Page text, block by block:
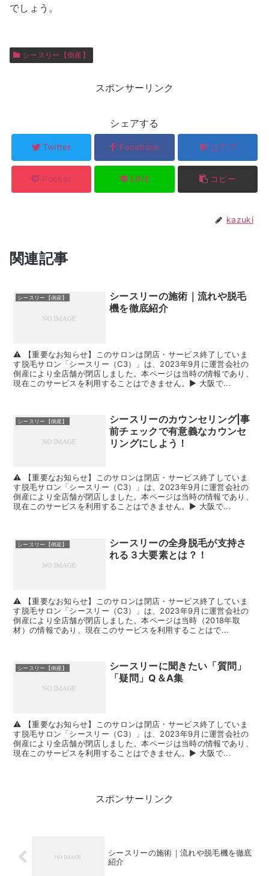
でしょう。
シースリー【倒産】
スポンサーリンク
シェアする
Twitter Facebook はてブ
Pocket LINE コピー
kazuki
関連記事
シースリー【倒産】
シースリーの施術｜流れや脱毛
機を徹底紹介
⚠️ 【重要なお知らせ】このサロンは閉店・サービス終了していま
す脱毛サロン「シースリー（C3）」は、2023年9月に運営会社の
倒産により全店舗が閉店しました。本ページは当時の情報であり、
現在このサービスを利用することはできません。▶ 大阪で...
シースリー【倒産】
シースリーのカウンセリング|事
前チェックで有意義なカウンセ
リングにしよう！
⚠️ 【重要なお知らせ】このサロンは閉店・サービス終了していま
す脱毛サロン「シースリー（C3）」は、2023年9月に運営会社の
倒産により全店舗が閉店しました。本ページは当時の情報であり、
現在このサービスを利用することはできません。▶ 大阪で...
シースリー【倒産】
シースリーの全身脱毛が支持さ
れる３大要素とは？！
⚠️ 【重要なお知らせ】このサロンは閉店・サービス終了していま
す脱毛サロン「シースリー（C3）」は、2023年9月に運営会社の
倒産により全店舗が閉店しました。本ページは当時（2018年取
材）の情報であり、現在このサービスを利用することはで...
シースリー【倒産】
シースリーに聞きたい「質問」
「疑問」Q＆A集
⚠️ 【重要なお知らせ】このサロンは閉店・サービス終了していま
す脱毛サロン「シースリー（C3）」は、2023年9月に運営会社の
倒産により全店舗が閉店しました。本ページは当時の情報であり、
現在このサービスを利用することはできません。▶ 大阪で...
スポンサーリンク
シースリーの施術｜流れや脱毛機を徹底
紹介